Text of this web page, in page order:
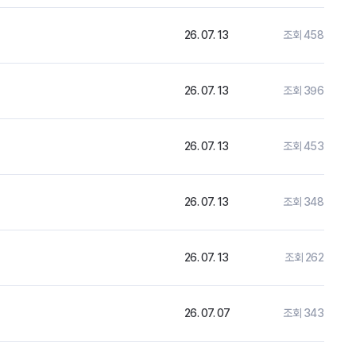
26. 07. 13 조회 458
26. 07. 13 조회 396
26. 07. 13 조회 453
26. 07. 13 조회 348
26. 07. 13 조회 262
26. 07. 07 조회 343